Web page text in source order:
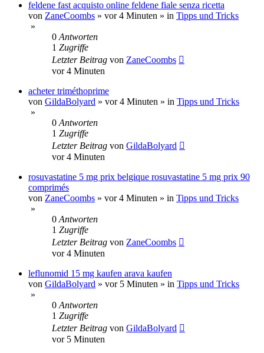
feldene fast acquisto online feldene fiale senza ricetta
von ZaneCoombs » vor 4 Minuten » in Tipps und Tricks
»
0 Antworten
1 Zugriffe
Letzter Beitrag von ZaneCoombs
vor 4 Minuten
acheter triméthoprime
von GildaBolyard » vor 4 Minuten » in Tipps und Tricks
»
0 Antworten
1 Zugriffe
Letzter Beitrag von GildaBolyard
vor 4 Minuten
rosuvastatine 5 mg prix belgique rosuvastatine 5 mg prix 90
comprimés
von ZaneCoombs » vor 4 Minuten » in Tipps und Tricks
»
0 Antworten
1 Zugriffe
Letzter Beitrag von ZaneCoombs
vor 4 Minuten
leflunomid 15 mg kaufen arava kaufen
von GildaBolyard » vor 5 Minuten » in Tipps und Tricks
»
0 Antworten
1 Zugriffe
Letzter Beitrag von GildaBolyard
vor 5 Minuten